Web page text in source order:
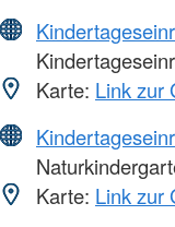
Karte: Link zur
Karte: Link zur